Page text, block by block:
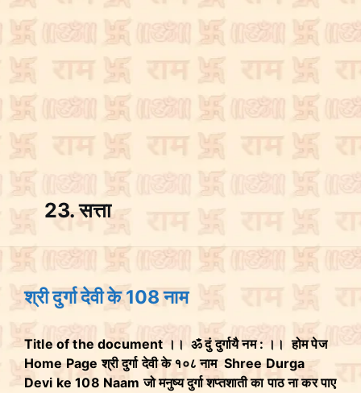
23. सत्ता
श्री दुर्गा देवी के 108 नाम
Title of the document ।। ॐ दुं दुर्गायै नम : ।। होम पेज
Home Page श्री दुर्गा देवी के १०८ नाम Shree Durga
Devi ke 108 Naam जो मनुष्य दुर्गा शप्तशाती का पाठ ना कर पाए